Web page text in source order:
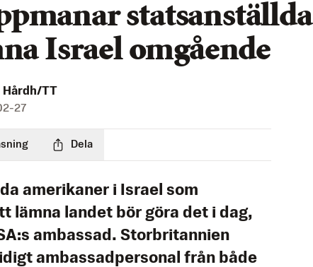
statsanställda
Israel omgående
Hårdh/TT
27
Dela
amerikaner i Israel som
lämna landet bör göra det i dag,
ambassad. Storbritannien
ambassadpersonal från både